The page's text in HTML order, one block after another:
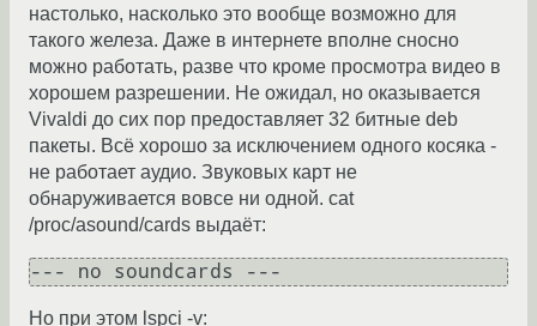
настолько, насколько это вообще возможно для
такого железа. Даже в интернете вполне сносно
можно работать, разве что кроме просмотра видео в
хорошем разрешении. Не ожидал, но оказывается
Vivaldi до сих пор предоставляет 32 битные deb
пакеты. Всё хорошо за исключением одного косяка -
не работает аудио. Звуковых карт не
обнаруживается вовсе ни одной. cat
/proc/asound/cards выдаёт:
Но при этом lspci -v: